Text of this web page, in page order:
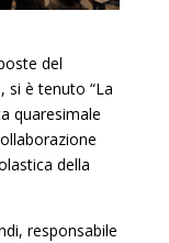
del
si è tenuto “La
quaresimale
della
responsabile